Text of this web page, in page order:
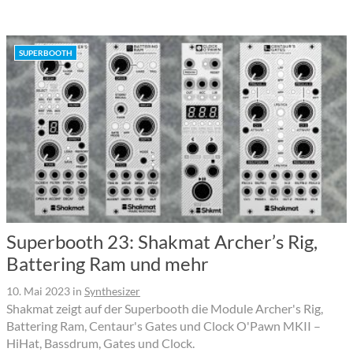
SUPERBOOTH
Superbooth 23: Shakmat Archer’s Rig,
Battering Ram und mehr
10. Mai 2023 in Synthesizer
Shakmat zeigt auf der Superbooth die Module Archer's Rig,
Battering Ram, Centaur's Gates und Clock O'Pawn MKII –
HiHat, Bassdrum, Gates und Clock.